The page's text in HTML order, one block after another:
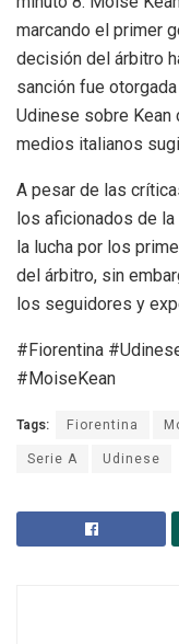
marcando el primer
decisión del árbitro
sanción fue
Udinese sobre Kean
medios italianos
A pesar de las
los aficionados de la
la lucha por los
del árbitro, sin
los seguidores y
#Fiorentina
#MoiseKean
Tags: Fiorentina
Serie A
Udinese